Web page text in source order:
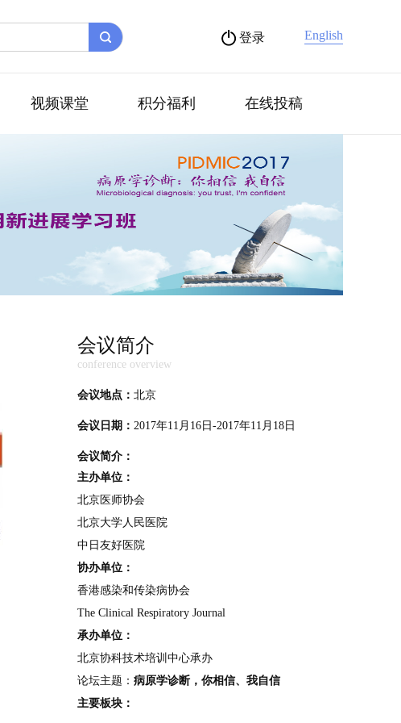
登录 English
视频课堂 积分福利 在线投稿
会议简介
conference overview
会议地点： 北京
会议日期： 2017年11月16日-2017年11月18日
会议简介：
主办单位：
北京医师协会
北京大学人民医院
中日友好医院
协办单位：
香港感染和传染病协会
The Clinical Respiratory Journal
承办单位：
北京协科技术培训中心承办
论坛主题： 病原学诊断，你相信、我自信
主要板块：